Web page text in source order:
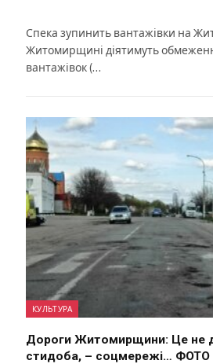
Спека зупинить вантажівки на
Житомирщині діятимуть
вантажівок (…
КУЛЬТУРА
Дороги Житомирщини: Це не
стидоба, – соцмережі… ФОТО